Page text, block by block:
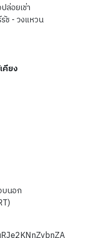
ล่อยเช่า
ช - วงแหวน
คียง
บนอก